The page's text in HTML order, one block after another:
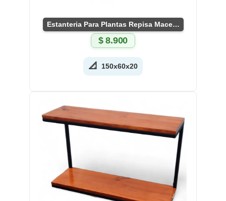
Estanteria Para Plantas Repisa Macetero
$8.900
📐 150x60x20